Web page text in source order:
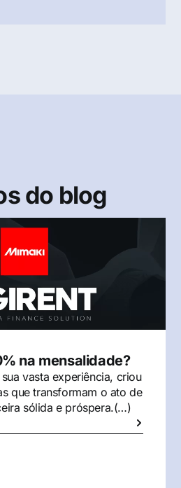
do blog
na mensalidade?
vasta experiência, criou
que transformam o ato de
sólida e próspera.(…)